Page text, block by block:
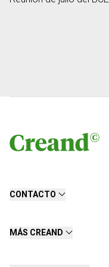
CONTACTO
MÁS CREAND